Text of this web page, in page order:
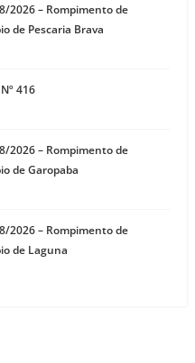
2026 – Rompimento de
de Pescaria Brava
416
2026 – Rompimento de
de Garopaba
2026 – Rompimento de
de Laguna